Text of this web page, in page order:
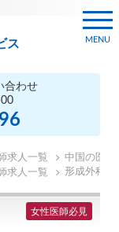
ス
合わせ
MENU
求人一覧
中国の医師
求人一覧 形成外科の
女性医師必見